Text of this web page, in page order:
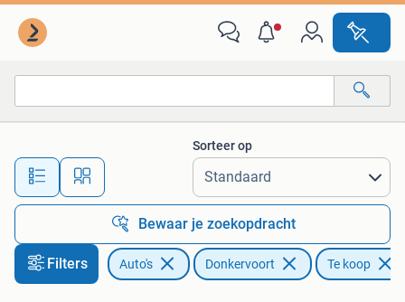
Alle afstanden…
Sorteer op
Bewaar je zoekopdracht
Filters Auto's Donkervoort Te koop